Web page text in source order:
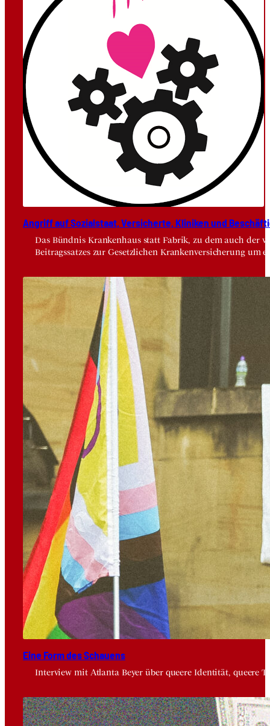
Angriff auf Sozi­al­staat, Ver­si­cher­te, Kli­ni­ken und
Das Bündnis Krankenhaus statt Fabrik, zu dem auch der
Beitragssatzes zur Gesetzlichen Krankenversicherung um
Eine Form des Schau­ens
Interview mit Atlanta Beyer über queere Identität, queere